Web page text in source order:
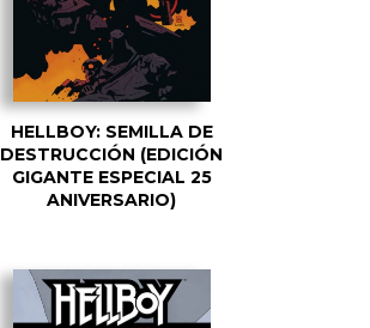
HELLBOY: SEMILLA DE
DESTRUCCIÓN (EDICIÓN
GIGANTE ESPECIAL 25
ANIVERSARIO)